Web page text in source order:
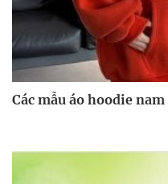
Các mẫu áo hoodie